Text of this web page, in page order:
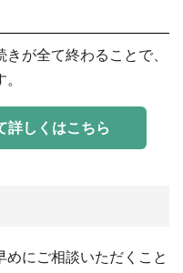
が全て終わることで、
詳しくはこちら
めにご相談いただくこと